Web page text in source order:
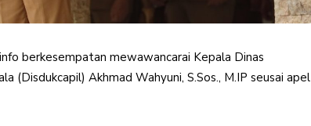
berkesempatan mewawancarai Kepala Dinas
(Disdukcapil) Akhmad Wahyuni, S.Sos., M.IP seusai apel